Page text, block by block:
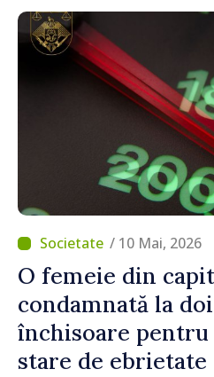
/ 10 Mai, 2026
O femeie din
condamnată la
închisoare
stare de ebrietate